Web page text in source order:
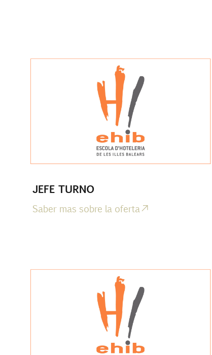
JEFE TURNO
Saber mas sobre la oferta